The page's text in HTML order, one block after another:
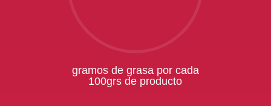
gramos de grasa por cada
100grs de producto